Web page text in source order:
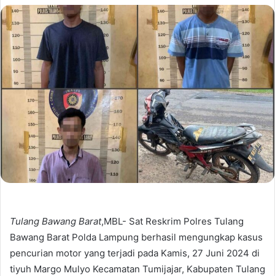
email
Tulang Bawang Barat,MBL- Sat Reskrim Polres Tulang
Bawang Barat Polda Lampung berhasil mengungkap kasus
pencurian motor yang terjadi pada Kamis, 27 Juni 2024 di
tiyuh Margo Mulyo Kecamatan Tumijajar, Kabupaten Tulang